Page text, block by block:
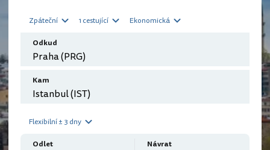
Zpáteční 1 cestující Ekonomická
Odkud
Kam
Flexibilní ± 3 dny
Odlet Návrat